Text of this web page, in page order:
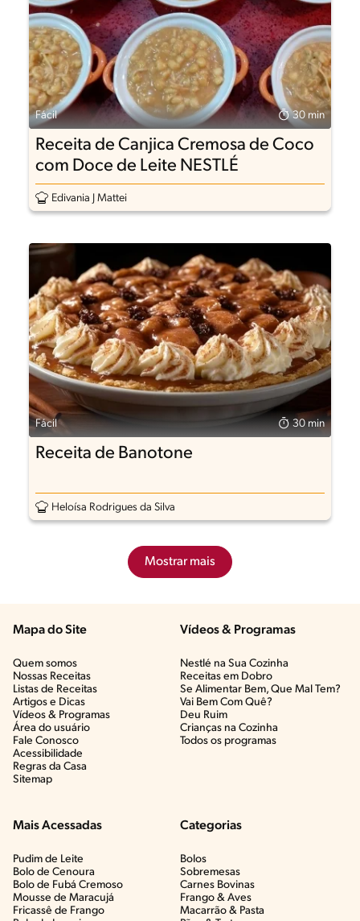
Fácil 30 min
Receita de Canjica Cremosa de Coco
com Doce de Leite NESTLÉ
Edivania J Mattei
Fácil 30 min
Receita de Banotone
Heloísa Rodrigues da Silva
Mostrar mais
Mapa do Site
Quem somos
Nossas Receitas
Listas de Receitas​
Artigos e Dicas​
Vídeos & Programas​
Área do usuário
Fale Conosco
Acessibilidade
Regras da Casa
Sitemap
Vídeos & Programas​
Nestlé na Sua Cozinha
Receitas em Dobro
Se Alimentar Bem, Que Mal Tem?​
Vai Bem Com Quê?​
Deu Ruim​
Crianças na Cozinha​
Todos os programas
Mais Acessadas
Pudim de Leite
Bolo de Cenoura
Bolo de Fubá Cremoso
Mousse de Maracujá
Fricassê de Frango
Categorias
Bolos
Sobremesas
Carnes Bovinas​
Frango & Aves​
Macarrão & Pasta​